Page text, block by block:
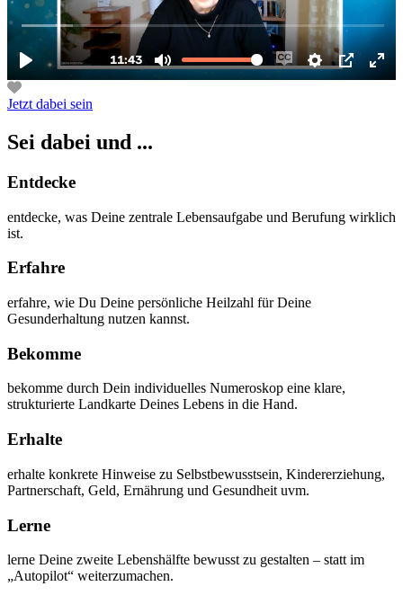
Jetzt dabei sein
Sei dabei und ...
Entdecke
entdecke, was Deine zentrale Lebensaufgabe und Berufung wirklich
ist.
Erfahre
erfahre, wie Du Deine persönliche Heilzahl für Deine
Gesunderhaltung nutzen kannst.
Bekomme
bekomme durch Dein individuelles Numeroskop eine klare,
strukturierte Landkarte Deines Lebens in die Hand.
Erhalte
erhalte konkrete Hinweise zu Selbstbewusstsein, Kindererziehung,
Partnerschaft, Geld, Ernährung und Gesundheit uvm.
Lerne
lerne Deine zweite Lebenshälfte bewusst zu gestalten – statt im
„Autopilot“ weiterzumachen.